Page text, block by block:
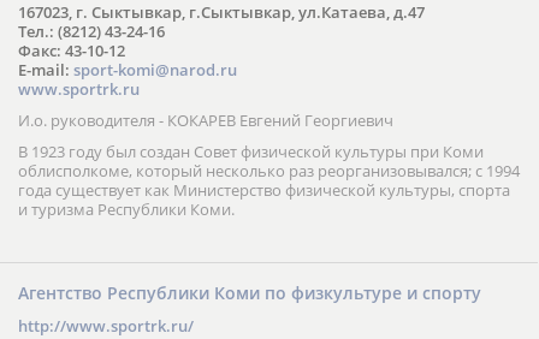
167023, г. Сыктывкар, г.Сыктывкар, ул.Катаева, д.47
Тел.: (8212) 43-24-16
Факс: 43-10-12
E-mail: sport-komi@narod.ru
www.sportrk.ru
И.о. руководителя - КОКАРЕВ Евгений Георгиевич
В 1923 году был создан Совет физической культуры при Коми
облисполкоме, который несколько раз реорганизовывался; с 1994
года существует как Министерство физической культуры, спорта
и туризма Республики Коми.
Агентство Республики Коми по физкультуре и спорту
http://www.sportrk.ru/